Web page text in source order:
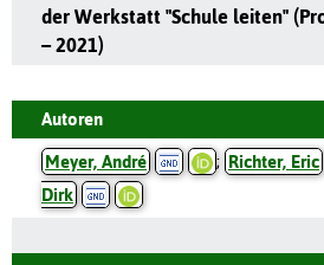
der Werkstatt "Schule leiten"
– 2021)
Autoren
Meyer, André ; Richter, Eric
Dirk